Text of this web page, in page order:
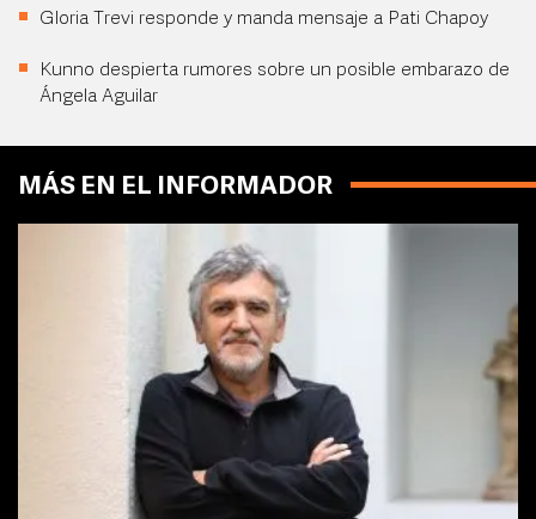
Gloria Trevi responde y manda mensaje a Pati Chapoy
Kunno despierta rumores sobre un posible embarazo de
Ángela Aguilar
MÁS EN EL INFORMADOR